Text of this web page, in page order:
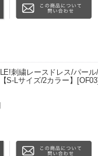
刺繍レースドレス/パー
S-Lサイズ/2カラー】